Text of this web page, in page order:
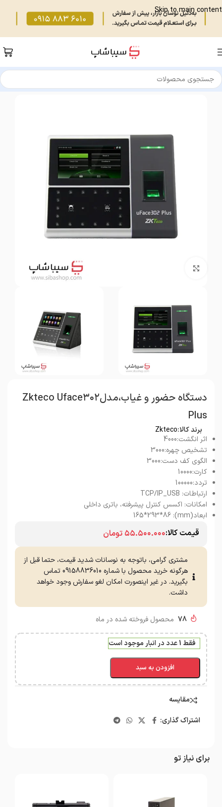
Skip to main content
خانه/تجهیزات فروشگاهی/دستگاه حضور غیاب/تشخیص چهره
دستگاه حضور و غیاب،مدلZkteco Uface۳۰۲
Plus
برند کالا:Zkteco
اثر انگشت:4000
تشخیص چهره:3000
الگوی کف دست:3000
کارت:10000
تردد:100000
ارتباطات: USB
_
TCP/IP
امکانات: اکسس کنترل پیشرفته، باتری داخلی
ابعاد(mm): 165*293*86
قیمت کالا:۵۵.۵۰۰.۰۰۰ تومان
مشتری گرامی، باتوجه به نوسانات شدید قیمت، حتما قبل از
هرگونه خرید محصول با شماره 09158836010 تماس
بگیرید. در غیر اینصورت امکان لغو سفارش وجود خواهد
داشت.
78 محصول فروخته شده در ماه
فقط 1 عدد در انبار موجود است
افزودن به سبد
مقایسه
اشتراک گذاری:
برای نیاز تو